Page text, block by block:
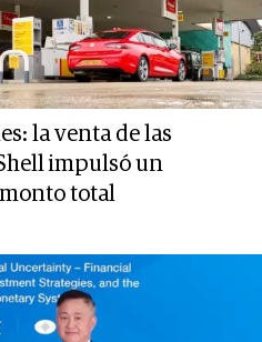
la venta de las
impulsó un
total